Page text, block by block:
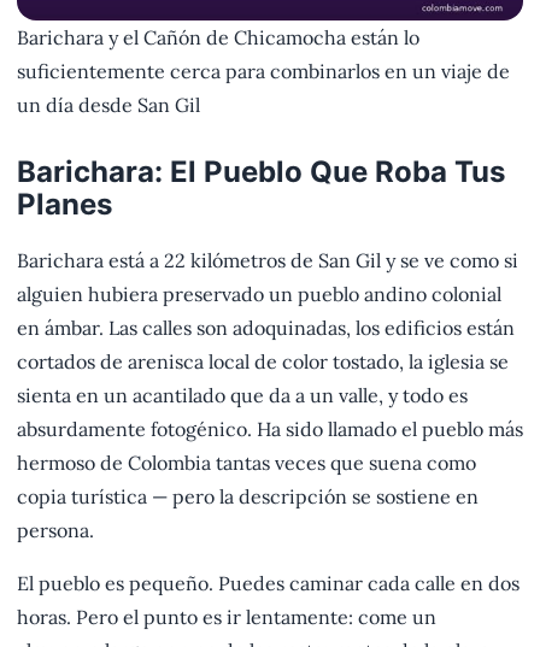
Barichara y el Cañón de Chicamocha están lo
suficientemente cerca para combinarlos en un viaje de
un día desde San Gil
Barichara: El Pueblo Que Roba Tus
Planes
Barichara está a 22 kilómetros de San Gil y se ve como si
alguien hubiera preservado un pueblo andino colonial
en ámbar. Las calles son adoquinadas, los edificios están
cortados de arenisca local de color tostado, la iglesia se
sienta en un acantilado que da a un valle, y todo es
absurdamente fotogénico. Ha sido llamado el pueblo más
hermoso de Colombia tantas veces que suena como
copia turística — pero la descripción se sostiene en
persona.
El pueblo es pequeño. Puedes caminar cada calle en dos
horas. Pero el punto es ir lentamente: come un